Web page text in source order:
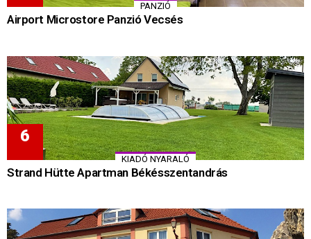
PANZIÓ
Airport Microstore Panzió Vecsés
KIADÓ NYARALÓ
Strand Hütte Apartman Békésszentandrás